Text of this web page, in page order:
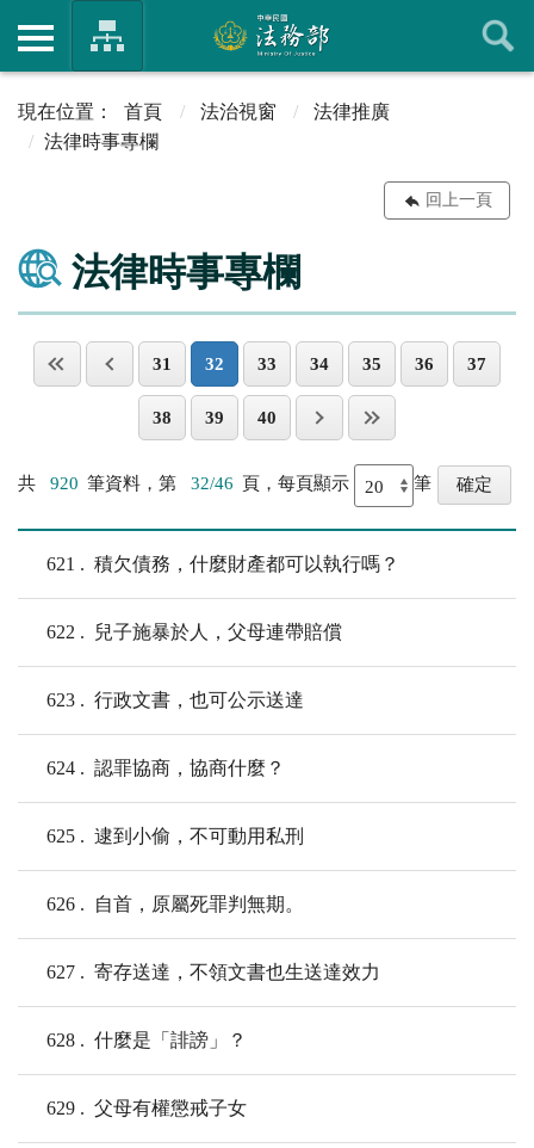
首頁 法治視窗
法律推廣
法律時事專欄
回上一頁
法律時事專欄
31 32 33 34 35 36 37
38 39 40
共 920 筆資料，第 32/46 頁，每頁顯示 筆
621 積欠債務，什麼財產都可以執行嗎？
622 兒子施暴於人，父母連帶賠償
623 行政文書，也可公示送達
624 認罪協商，協商什麼？
625 逮到小偷，不可動用私刑
626 自首，原屬死罪判無期。
627 寄存送達，不領文書也生送達效力
628 什麼是「誹謗」？
629 父母有權懲戒子女